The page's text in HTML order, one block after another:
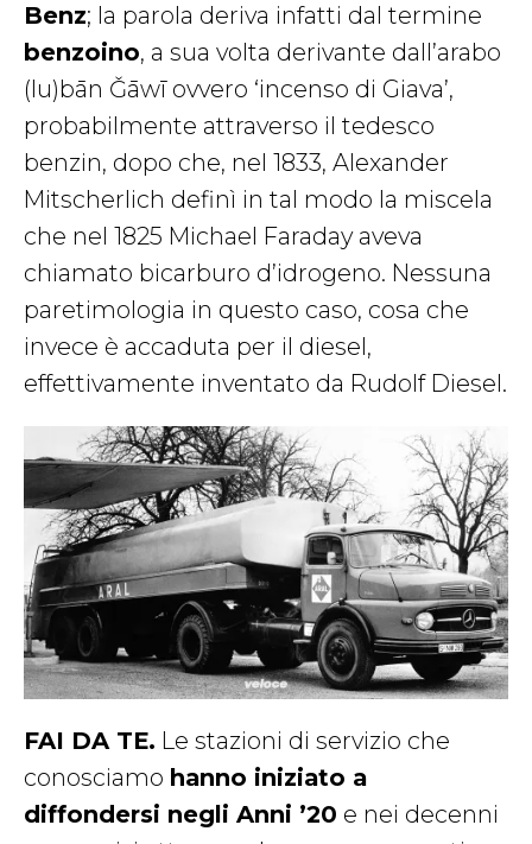
Benz; la parola deriva infatti dal termine
benzoino, a sua volta derivante dall’arabo
(lu)bān Ǧāwī ovvero ‘incenso di Giava’,
probabilmente attraverso il tedesco
benzin, dopo che, nel 1833, Alexander
Mitscherlich definì in tal modo la miscela
che nel 1825 Michael Faraday aveva
chiamato bicarburo d’idrogeno. Nessuna
paretimologia in questo caso, cosa che
invece è accaduta per il diesel,
effettivamente inventato da Rudolf Diesel.
FAI DA TE. Le stazioni di servizio che
conosciamo hanno iniziato a
diffondersi negli Anni ’20 e nei decenni